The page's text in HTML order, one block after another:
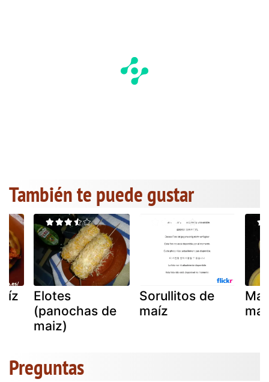
También te puede gustar
Elotes
(panochas de
maiz)
Sorullitos de
maíz
Preguntas